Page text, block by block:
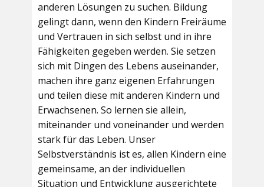
anderen Lösungen zu suchen. Bildung
gelingt dann, wenn den Kindern Freiräume
und Vertrauen in sich selbst und in ihre
Fähigkeiten gegeben werden. Sie setzen
sich mit Dingen des Lebens auseinander,
machen ihre ganz eigenen Erfahrungen
und teilen diese mit anderen Kindern und
Erwachsenen. So lernen sie allein,
miteinander und voneinander und werden
stark für das Leben. Unser
Selbstverständnis ist es, allen Kindern eine
gemeinsame, an der individuellen
Situation und Entwicklung ausgerichtete